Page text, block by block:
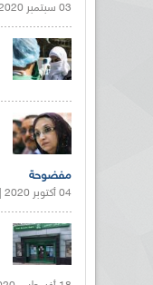
03 سبتمبر 2020 |
مفضوحة
04 أكتوبر 2020 |